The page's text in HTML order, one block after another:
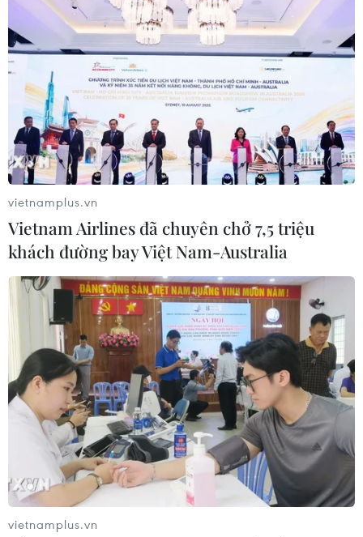
vietnamplus.vn
Vietnam Airlines đã chuyên chở 7,5 triệu
khách đường bay Việt Nam-Australia
vietnamplus.vn